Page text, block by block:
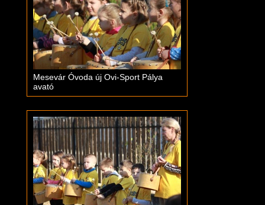
Mesevár Óvoda új Ovi-Sport Pálya
avató